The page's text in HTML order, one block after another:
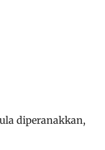
diperanakkan,